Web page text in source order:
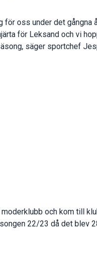
för oss under det
för Leksand och vi
säger sportchef
och kom till
22/23 då det blev